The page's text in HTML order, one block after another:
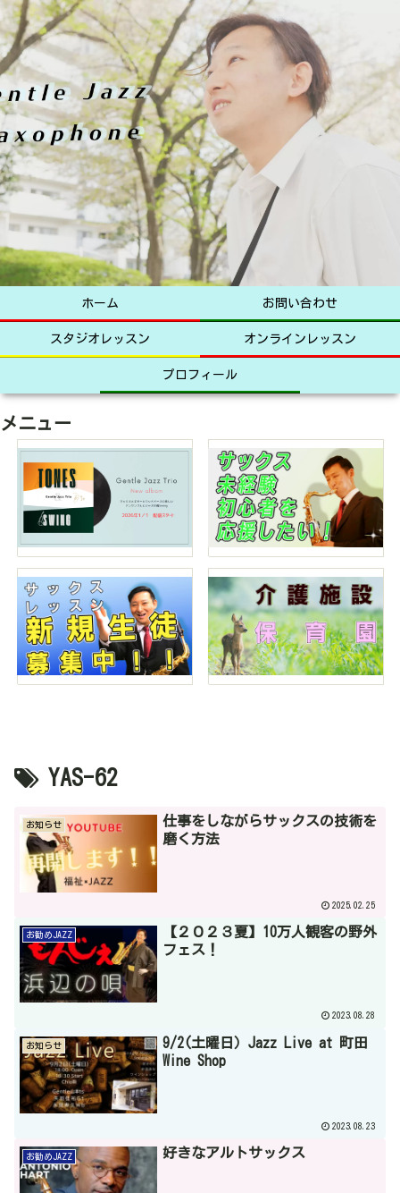
ホーム お問い合わせ
スタジオレッスン オンラインレッスン
プロフィール
メニュー
YAS-62
お知らせ
仕事をしながらサックスの技術を
磨く方法
2025.02.25
お勧めJAZZ
【２０２３夏】10万人観客の野外
フェス！
2023.08.28
お知らせ
9/2(土曜日）Jazz Live at 町田
Wine Shop
2023.08.23
お勧めJAZZ 好きなアルトサックス